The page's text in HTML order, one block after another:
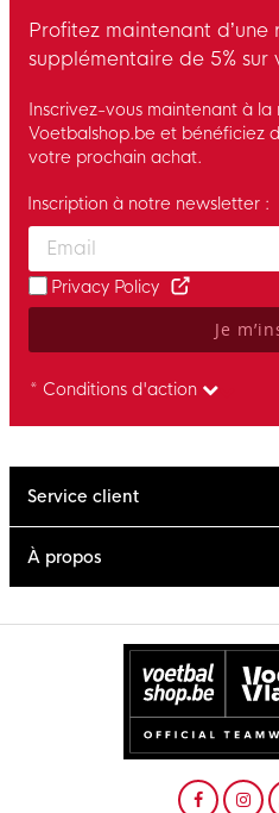
Profitez maintenant d’une
supplémentaire de 5%
Inscrivez-vous maintenant à
Voetbalshop.be et bénéficiez
votre prochain achat.
Enter your email and accept
Inscription à notre newsletter :
Privacy Policy
Je
* Conditions d'action
Service client
À propos